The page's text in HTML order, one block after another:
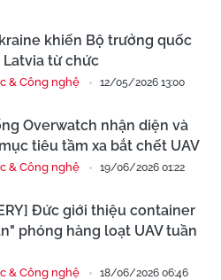
khiến Bộ trưởng quốc
Latvia từ chức
& Công nghệ 12/05/2026 13:00
Overwatch nhận diện và
tiêu tầm xa bắt chết UAV
& Công nghệ 19/06/2026 01:22
Đức giới thiệu container
phóng hàng loạt UAV tuần
& Công nghệ 18/06/2026 06:46